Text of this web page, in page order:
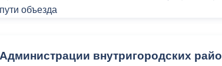
пути объезда
Администрации внутригородских